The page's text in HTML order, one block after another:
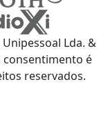
Lda. &
consentimento é
reservados.